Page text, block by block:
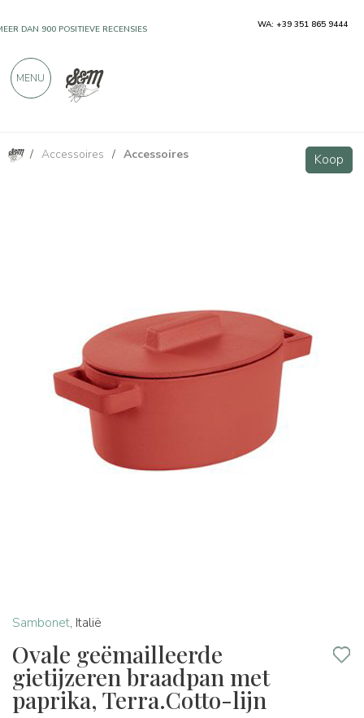
/ Accessoires / Accessoires Koop
Sambonet, Italië
Ovale geëmailleerde
gietijzeren braadpan met
paprika, Terra.Cotto-lijn
Koop
DAN 900 POSITIEVE RECENSIES WA: +39 351 865 9444
MENU